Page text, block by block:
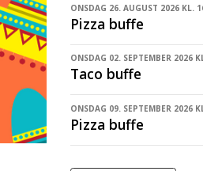
ONSDAG 26. AUGUST 2026 KL.
Pizza buffe
ONSDAG 02. SEPTEMBER 2026
Taco buffe
ONSDAG 09. SEPTEMBER 2026
Pizza buffe